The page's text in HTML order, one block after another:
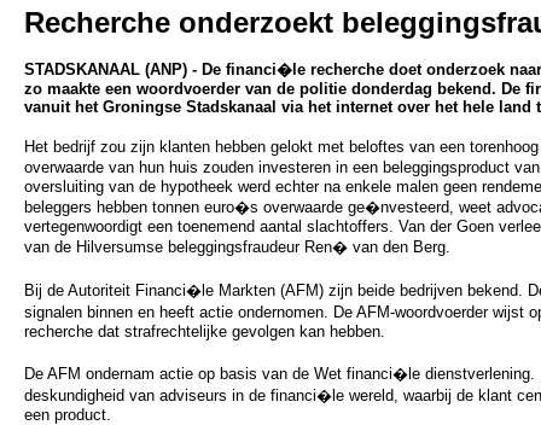
Recherche onderzoekt
STADSKANAAL (ANP) - De financi�le recherche doet onderzoek
zo maakte een woordvoerder van de politie donderdag bekend. De
vanuit het Groningse Stadskanaal via het internet over het hele land
Het bedrijf zou zijn klanten hebben gelokt met beloftes van een
overwaarde van hun huis zouden investeren in een beleggingsproduct
oversluiting van de hypotheek werd echter na enkele malen geen
beleggers hebben tonnen euro�s overwaarde ge�nvesteerd, weet
vertegenwoordigt een toenemend aantal slachtoffers. Van der Goen
van de Hilversumse beleggingsfraudeur Ren� van den Berg.
Bij de Autoriteit Financi�le Markten (AFM) zijn beide bedrijven bekend.
signalen binnen en heeft actie ondernomen. De AFM-woordvoerder wijst
recherche dat strafrechtelijke gevolgen kan hebben.
De AFM ondernam actie op basis van de Wet financi�le dienstverlening.
deskundigheid van adviseurs in de financi�le wereld, waarbij de klant
een product.